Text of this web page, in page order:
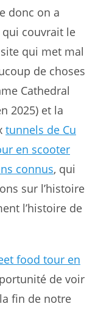
donc on a
qui couvrait le
qui met mal
de choses
Cathedral
2025) et la
tunnels de Cu
en scooter
connus, qui
sur l’histoire
l’histoire de
food tour en
de voir
fin de notre